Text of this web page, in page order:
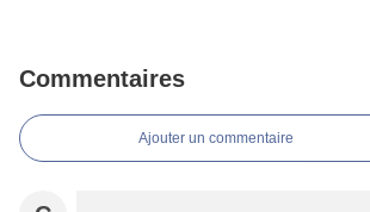
Commentaires
Ajouter un commentaire